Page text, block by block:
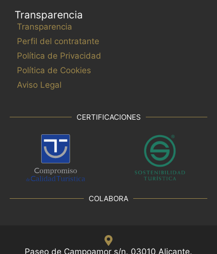
Transparencia
Transparencia
Perfil del contratante
Política de Privacidad
Política de Cookies
Aviso Legal
CERTIFICACIONES
COLABORA
Paseo de Campoamor s/n. 03010 Alicante.